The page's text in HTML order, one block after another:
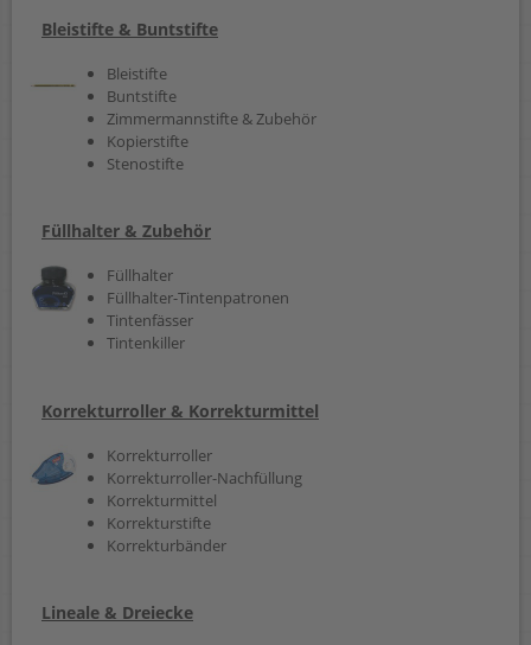
Bleistifte & Buntstifte
Bleistifte
Buntstifte
Zimmermannstifte & Zubehör
Kopierstifte
Stenostifte
Füllhalter & Zubehör
Füllhalter
Füllhalter-Tintenpatronen
Tintenfässer
Tintenkiller
Korrekturroller & Korrekturmittel
Korrekturroller
Korrekturroller-Nachfüllung
Korrekturmittel
Korrekturstifte
Korrekturbänder
Lineale & Dreiecke